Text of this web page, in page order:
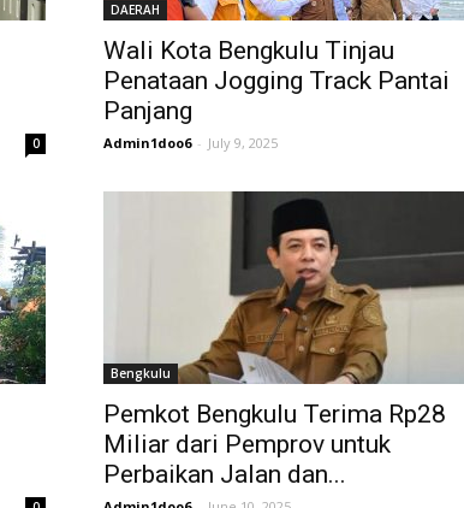
0
DAERAH
Wali Kota Bengkulu Tinjau
Penataan Jogging Track Pantai
Panjang
Admin1doo6 - July 9, 2025
Bengkulu
Pemkot Bengkulu Terima Rp28
Miliar dari Pemprov untuk
Perbaikan Jalan dan...